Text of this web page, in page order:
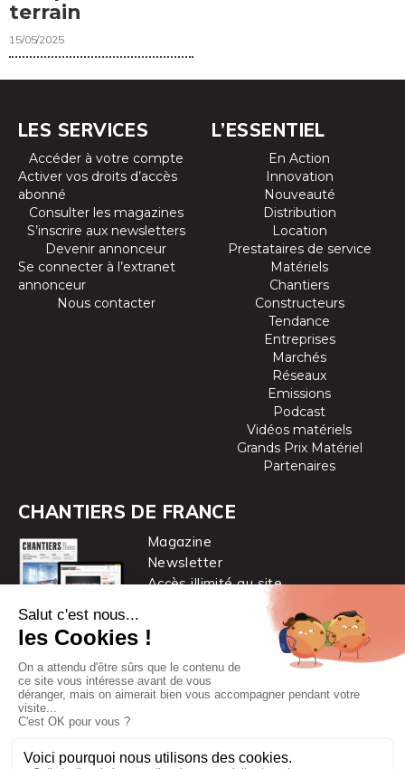
terrain
15/05/2025
LES SERVICES
Accéder à votre compte
Activer vos droits d’accès
abonné
Consulter les magazines
S’inscrire aux newsletters
Devenir annonceur
Se connecter à l’extranet
annonceur
Nous contacter
L’ESSENTIEL
En Action
Innovation
Nouveauté
Distribution
Location
Prestataires de service
Matériels
Chantiers
Constructeurs
Tendance
Entreprises
Marchés
Réseaux
Emissions
Podcast
Vidéos matériels
Grands Prix Matériel
Partenaires
CHANTIERS DE FRANCE
Magazine
Newsletter
Accès illimité au site
Chantiers de France est une marque